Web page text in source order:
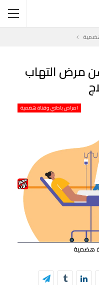
مرض التهاب
امراض باطني وقناة هضمية
هضمية